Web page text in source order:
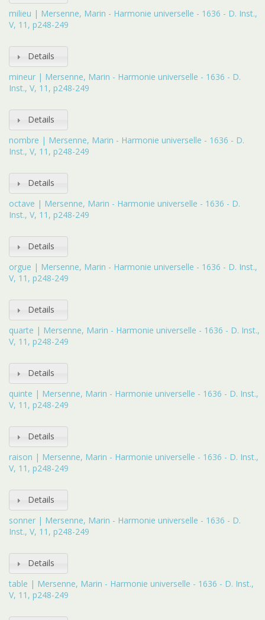
milieu | Mersenne, Marin - Harmonie universelle - 1636 - D. Inst.,
V, 11, p248-249
Details
mineur | Mersenne, Marin - Harmonie universelle - 1636 - D.
Inst., V, 11, p248-249
Details
nombre | Mersenne, Marin - Harmonie universelle - 1636 - D.
Inst., V, 11, p248-249
Details
octave | Mersenne, Marin - Harmonie universelle - 1636 - D.
Inst., V, 11, p248-249
Details
orgue | Mersenne, Marin - Harmonie universelle - 1636 - D. Inst.,
V, 11, p248-249
Details
quarte | Mersenne, Marin - Harmonie universelle - 1636 - D. Inst.,
V, 11, p248-249
Details
quinte | Mersenne, Marin - Harmonie universelle - 1636 - D. Inst.,
V, 11, p248-249
Details
raison | Mersenne, Marin - Harmonie universelle - 1636 - D. Inst.,
V, 11, p248-249
Details
sonner | Mersenne, Marin - Harmonie universelle - 1636 - D.
Inst., V, 11, p248-249
Details
table | Mersenne, Marin - Harmonie universelle - 1636 - D. Inst.,
V, 11, p248-249